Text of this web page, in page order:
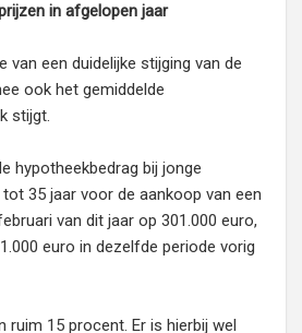
in afgelopen jaar
van een duidelijke stijging van de
ook het gemiddelde
stijgt.
hypotheekbedrag bij jonge
35 jaar voor de aankoop van een
van dit jaar op 301.000 euro,
euro in dezelfde periode vorig
ruim 15 procent. Er is hierbij wel